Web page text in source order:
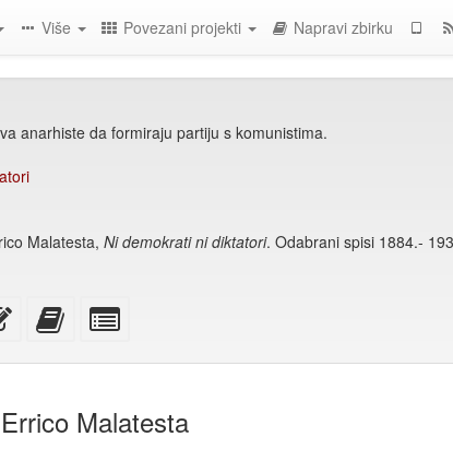
Više Povezani projekti Napravi zbirku
anarhiste da formiraju partiju s komunistima.
Malatesta, Ni demokrati ni diktatori. Odabrani spisi 1884.-
Uredi
ovaj
Dodaj
ovaj
Errico Malatesta